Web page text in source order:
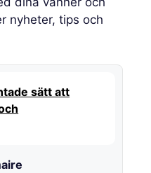
nyheter, tips och
sätt att